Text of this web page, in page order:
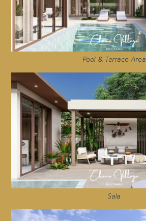
Pool & Terrace Area
Sala